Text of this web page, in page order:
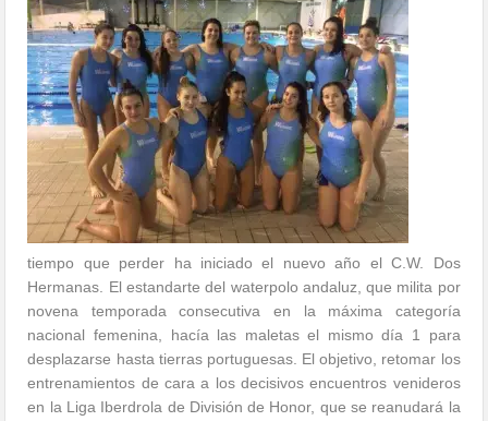
tiempo que perder ha iniciado el nuevo año el C.W. Dos
Hermanas. El estandarte del waterpolo andaluz, que milita por
novena temporada consecutiva en la máxima categoría
nacional femenina, hacía las maletas el mismo día 1 para
desplazarse hasta tierras portuguesas. El objetivo, retomar los
entrenamientos de cara a los decisivos encuentros venideros
en la Liga Iberdrola de División de Honor, que se reanudará la